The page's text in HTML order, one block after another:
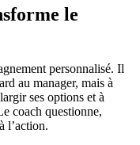
le
personnalisé. Il
au manager, mais à
ses options et à
coach questionne,
l’action.